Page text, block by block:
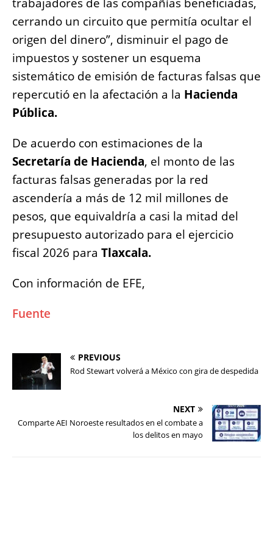
cerrando un circuito que permitía ocultar el
origen del dinero”, disminuir el pago de
impuestos y sostener un esquema
sistemático de emisión de facturas falsas que
repercutió en la afectación a la Hacienda
Pública.
De acuerdo con estimaciones de la
Secretaría de Hacienda, el monto de las
facturas falsas generadas por la red
ascendería a más de 12 mil millones de
pesos, que equivaldría a casi la mitad del
presupuesto autorizado para el ejercicio
fiscal 2026 para Tlaxcala.
Con información de EFE,
Fuente
PREVIOUS
Rod Stewart volverá a México con gira de despedida
NEXT
Comparte AEI Noroeste resultados en el combate a
los delitos en mayo